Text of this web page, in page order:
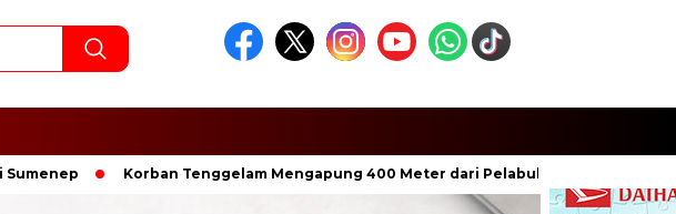
Korban Tenggelam Mengapung 400 Meter dari Pelabuhan Aenganyar